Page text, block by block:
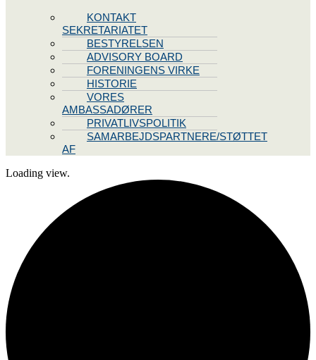
KONTAKT
SEKRETARIATET
BESTYRELSEN
ADVISORY BOARD
FORENINGENS VIRKE
HISTORIE
VORES
AMBASSADØRER
PRIVATLIVSPOLITIK
SAMARBEJDSPARTNERE/STØTTET
AF
Loading view.